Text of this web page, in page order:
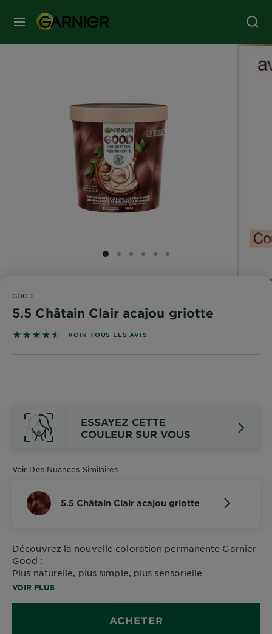
MENU
CHEVEUX
COLORATION
NOS
l'ingrédient
Garnier x
Gisele
Notre
SLIDE 1
SLIDE 2
SLIDE 3
SLIDE 4
SLIDE 5
SLIDE 6
GOOD
5.5 Châtain Clair acajou griotte
4.555 sur 5 étoiles basé sur les avis
VOIR TOUS LES AVIS
ESSAYEZ CETTE
COULEUR SUR VOUS
Voir Des Nuances Similaires
5.5 Châtain Clair acajou griotte
Découvrez la nouvelle coloration permanente Garnier
Good :
Plus naturelle, plus simple, plus sensorielle
90% d’origine naturelle, sans ammoniaque, vegan.
VOIR PLUS
ACHETER